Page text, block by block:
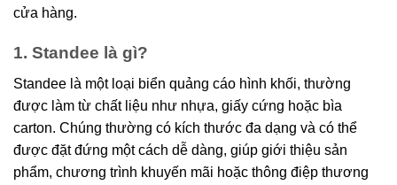
cửa hàng.
1. Standee là gì?
Standee là một loại biển quảng cáo hình khối, thường
được làm từ chất liệu như nhựa, giấy cứng hoặc bìa
carton. Chúng thường có kích thước đa dạng và có thể
được đặt đứng một cách dễ dàng, giúp giới thiệu sản
phẩm, chương trình khuyến mãi hoặc thông điệp thương